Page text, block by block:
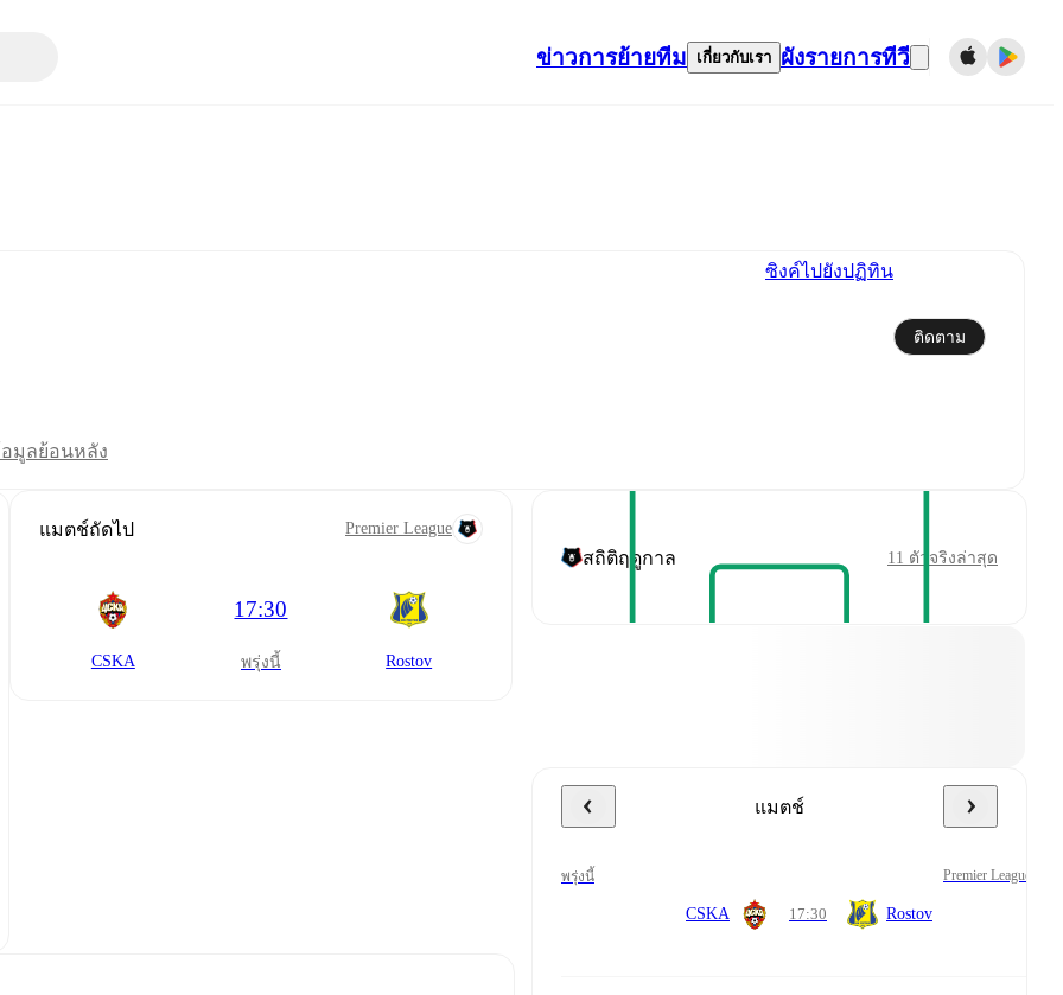
ข่าวการย้ายทีม เกี่ยวกับเรา ผังรายการทีวี
ซิงค์ไปยังปฏิทิน
ติดตาม
มูลย้อนหลัง
แมตช์ถัดไป Premier League
CSKA
17:30
พรุ่งนี้ Rostov
สถิติฤดูกาล 11 ตัวจริงล่าสุด
แมตช์
พรุ่งนี้ Premier League
CSKA 17:30 Rostov